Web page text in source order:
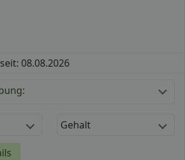
08.08.2026
Gehalt